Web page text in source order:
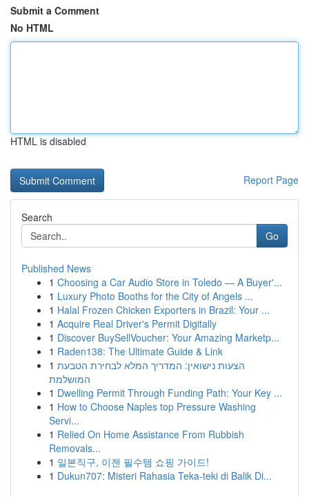
Submit a Comment
No HTML
HTML is disabled
Report Page
Search
Go
Published News
1 Choosing a Car Audio Store in Toledo — A Buyer'...
1 Luxury Photo Booths for the City of Angels ...
1 Halal Frozen Chicken Exporters in Brazil: Your ...
1 Acquire Real Driver's Permit Digitally
1 Discover BuySellVoucher: Your Amazing Marketp...
1 Raden138: The Ultimate Guide & Link
1 הצעות נישואין: המדריך המלא לבחירת הטבעת
המושלמת
1 Dwelling Permit Through Funding Path: Your Key ...
1 How to Choose Naples top Pressure Washing
Servi...
1 Relied On Home Assistance From Rubbish
Removals...
1 일본직구, 이젠 필수템 쇼핑 가이드!
1 Dukun707: Misteri Rahasia Teka-teki di Balik Di...